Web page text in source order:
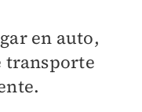
en auto,
transporte